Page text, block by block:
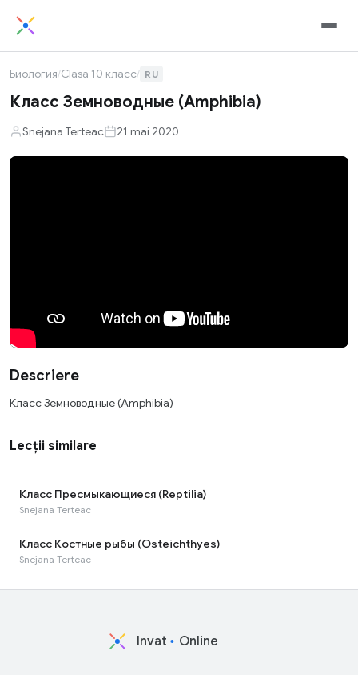
Биология/Clasa 10 класс/ RU
Класс Земноводные (Amphibia)
Snejana Terteac 21 mai 2020
Descriere
Класс Земноводные (Amphibia)
Lecții similare
Класс Пресмыкающиеся (Reptilia)
Snejana Terteac
Класс Костные рыбы (Osteichthyes)
Snejana Terteac
Invat Online